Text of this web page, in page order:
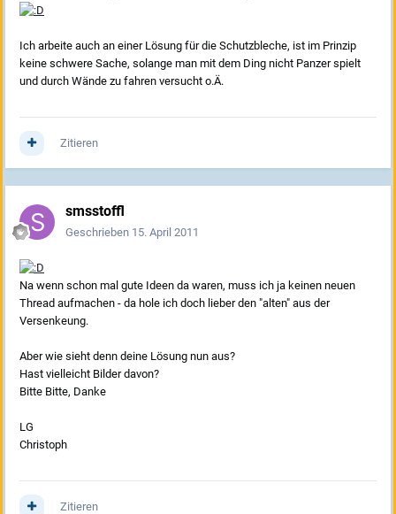
Ich arbeite auch an einer Lösung für die Schutzbleche, ist im Prinzip
keine schwere Sache, solange man mit dem Ding nicht Panzer spielt
und durch Wände zu fahren versucht o.Ä.
Zitieren
smsstoffl
Geschrieben 15. April 2011
Na wenn schon mal gute Ideen da waren, muss ich ja keinen neuen
Thread aufmachen - da hole ich doch lieber den "alten" aus der
Versenkeung.
Aber wie sieht denn deine Lösung nun aus?
Hast vielleicht Bilder davon?
Bitte Bitte, Danke
LG
Christoph
Zitieren